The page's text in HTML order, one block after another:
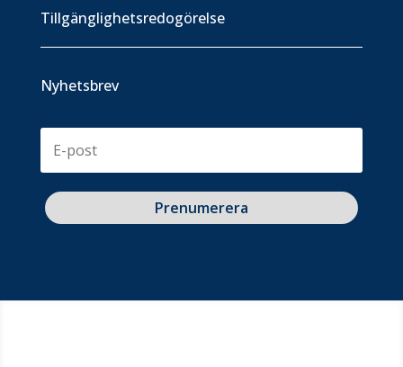
Tillgänglighetsredogörelse
Nyhetsbrev
Prenumerera